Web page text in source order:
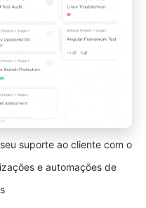
suporte ao cliente com o
e automações de